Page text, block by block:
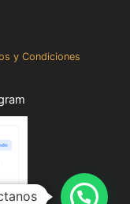
y Condiciones